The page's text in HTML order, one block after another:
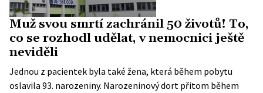
Muž svou smrtí zachránil 50 životů! To,
co se rozhodl udělat, v nemocnici ještě
neviděli
Jednou z pacientek byla také žena, která během pobytu
oslavila 93. narozeniny. Narozeninový dort přitom během